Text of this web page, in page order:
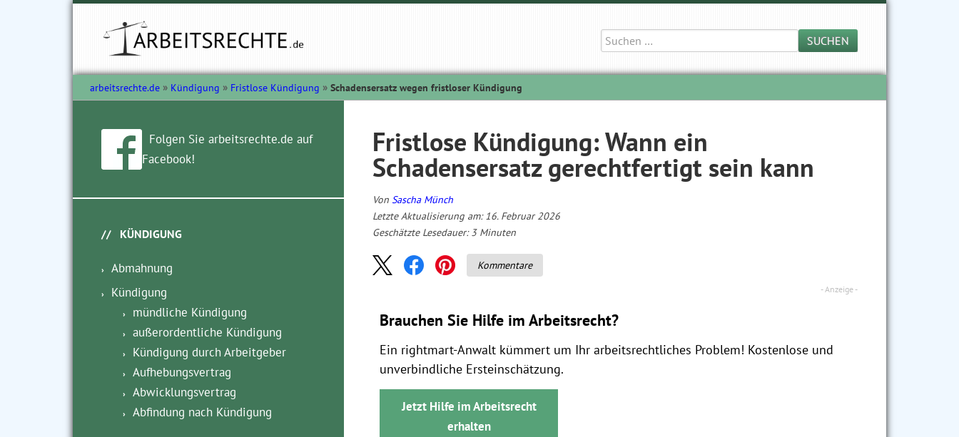
Suche
nach:
SUCHEN
arbeitsrechte.de Kündigung Fristlose Kündigung Schadensersatz wegen fristloser Kündigung
Fristlose Kündigung: Wann ein
Schadensersatz gerechtfertigt sein kann
Von Sascha Münch
Letzte Aktualisierung am: 16. Februar 2026
Geschätzte Lesedauer: 3 Minuten
Kommentare
Brauchen Sie Hilfe im Arbeitsrecht?
Ein rightmart-Anwalt kümmert um Ihr arbeitsrechtliches Problem! Kostenlose und
unverbindliche Ersteinschätzung.
Jetzt Hilfe im Arbeitsrecht
erhalten
Folgen Sie arbeitsrechte.de auf
Facebook!
KÜNDIGUNG
Abmahnung
Kündigung
mündliche Kündigung
außerordentliche Kündigung
Kündigung durch Arbeitgeber
Aufhebungsvertrag
Abwicklungsvertrag
Abfindung nach Kündigung